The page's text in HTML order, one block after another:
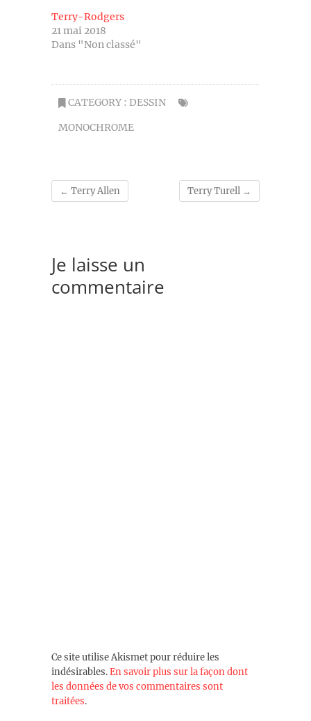
Terry-Rodgers
21 mai 2018
Dans "Non classé"
CATEGORY : DESSIN
MONOCHROME
← Terry Allen Terry Turell →
Je laisse un
commentaire
Ce site utilise Akismet pour réduire les
indésirables.En savoir plus sur la façon dont
les données de vos commentaires sont
traitées.